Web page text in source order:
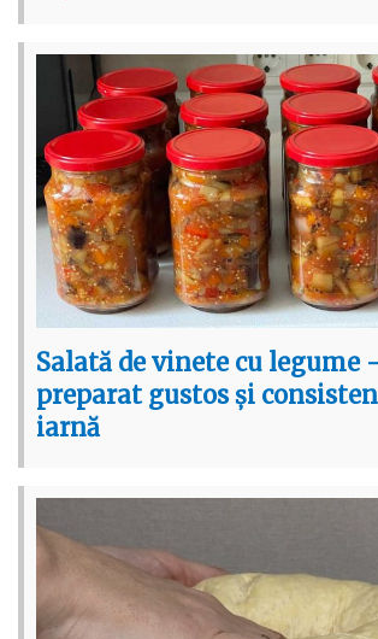
Salată de vinete cu legume
preparat gustos și
iarnă